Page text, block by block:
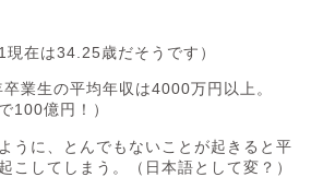
在は34.25歳だそうです）
業生の平均年収は4000万円以上。
100億円！）
うに、とんでもないことが起きると平
こしてしまう。（日本語として変？）